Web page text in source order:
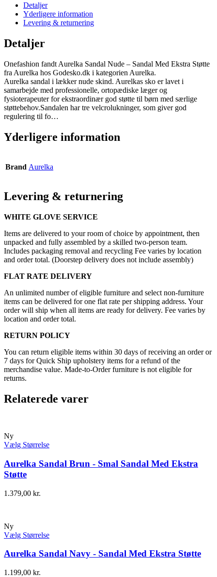
Detaljer
Yderligere information
Levering & returnering
Detaljer
Onefashion fandt Aurelka Sandal Nude – Sandal Med Ekstra Støtte
fra Aurelka hos Godesko.dk i kategorien Aurelka.
Aurelka sandal i lækker nude skind. Aurelkas sko er lavet i
samarbejde med professionelle, ortopædiske læger og
fysioterapeuter for ekstraordinær god støtte til børn med særlige
støttebehov.Sandalen har tre velcrolukninger, som giver god
regulering til fo…
Yderligere information
Brand Aurelka
Levering & returnering
WHITE GLOVE SERVICE
Items are delivered to your room of choice by appointment, then
unpacked and fully assembled by a skilled two-person team.
Includes packaging removal and recycling Fee varies by location
and order total. (Doorstep delivery does not include assembly)
FLAT RATE DELIVERY
An unlimited number of eligible furniture and select non-furniture
items can be delivered for one flat rate per shipping address. Your
order will ship when all items are ready for delivery. Fee varies by
location and order total.
RETURN POLICY
You can return eligible items within 30 days of receiving an order or
7 days for Quick Ship upholstery items for a refund of the
merchandise value. Made-to-Order furniture is not eligible for
returns.
Relaterede varer
Ny
Vælg Størrelse
Aurelka Sandal Brun - Smal Sandal Med Ekstra
Støtte
1.379,00 kr.
Ny
Vælg Størrelse
Aurelka Sandal Navy - Sandal Med Ekstra Støtte
1.199,00 kr.